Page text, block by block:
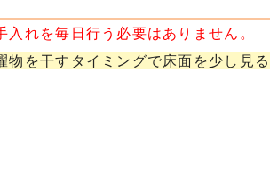
入れを毎日行う必要はありません。
物を干すタイミングで床面を少し見